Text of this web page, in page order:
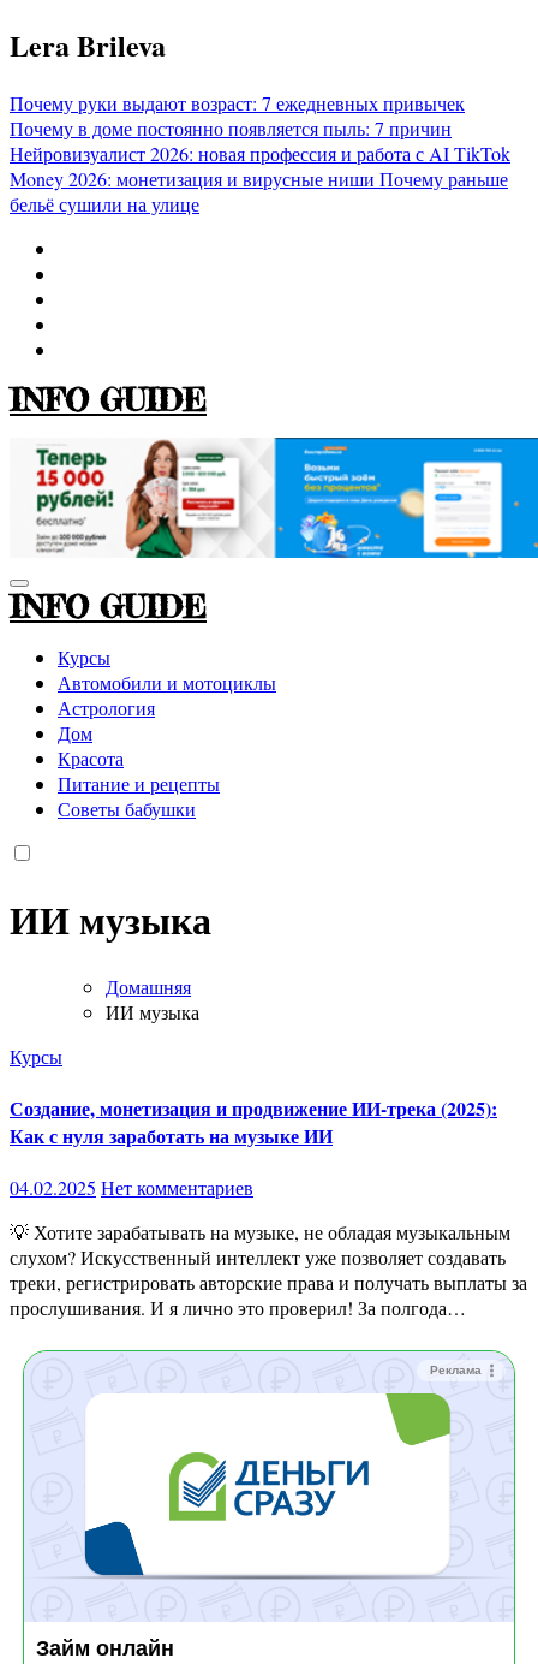
Перейти
к
Lera Brileva
Почему руки выдают возраст: 7 ежедневных привычек
Почему в доме постоянно появляется пыль: 7 причин
Нейровизуалист 2026: новая профессия и работа с AITikTok
Money 2026: монетизация и вирусные ниши Почему раньше
бельё сушили на улице
INFO GUIDE
INFO GUIDE
Курсы
Автомобили и мотоциклы
Астрология
Дом
Красота
Питание и рецепты
Советы бабушки
ИИ музыка
Домашняя
ИИ музыка
Курсы
Создание, монетизация и продвижение ИИ-трека (2025):
Как с нуля заработать на музыке ИИ
04.02.2025 Нет комментариев
💡 Хотите зарабатывать на музыке, не обладая музыкальным
слухом? Искусственный интеллект уже позволяет создавать
треки, регистрировать авторские права и получать выплаты за
прослушивания. И я лично это проверил! За полгода…
Реклама
Займ онлайн